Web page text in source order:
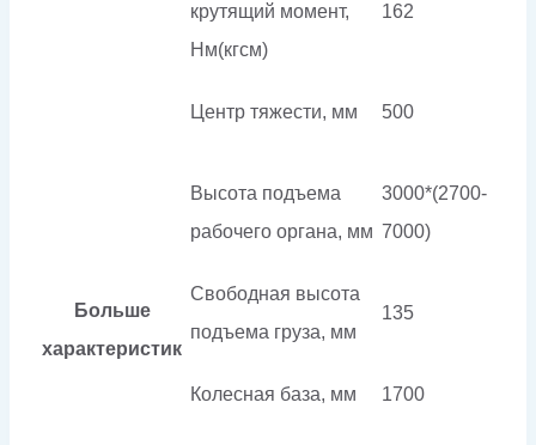
Больше
характеристик
крутящий момент,
Нм(кгсм)
162
Центр тяжести, мм 500
Высота подъема
рабочего органа, мм
3000*(2700-
7000)
Свободная высота
подъема груза, мм
135
Колесная база, мм 1700